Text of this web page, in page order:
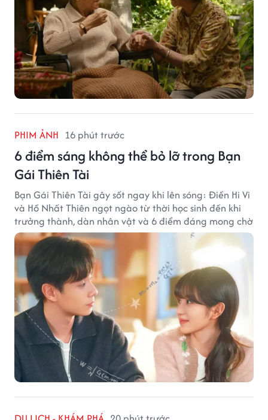
PHIM ẢNH 16 phút trước
6 điểm sáng không thể bỏ lỡ trong Bạn
Gái Thiên Tài
Bạn Gái Thiên Tài gây sốt ngay khi lên sóng: Điền Hi Vi
và Hồ Nhất Thiên ngọt ngào từ thời học sinh đến khi
trưởng thành, dàn nhân vật và 6 điểm đáng mong chờ